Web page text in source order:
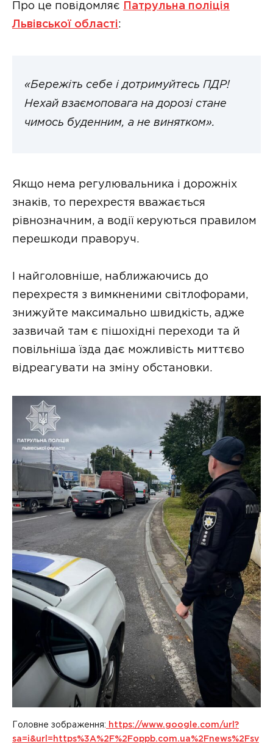
Про це повідомляє
Патрульна поліція
Львівської області:
«Бережіть себе і дотримуйтесь ПДР!
Нехай взаємоповага на дорозі стане
чимось буденним, а не винятком».
Якщо нема регулювальника і дорожніх
знаків, то перехрестя вважається
рівнозначним, а водії керуються правилом
перешкоди праворуч.
І найголовніше, наближаючись до
перехрестя з вимкненими світлофорами,
знижуйте максимально швидкість, адже
зазвичай там є пішохідні переходи та й
повільніша їзда дає можливість миттєво
відреагувати на зміну обстановки.
Головне зображення: https://www.google.com/url?
sa=i&url=https%3A%2F%2Foppb.com.ua%2Fnews%2Fsv